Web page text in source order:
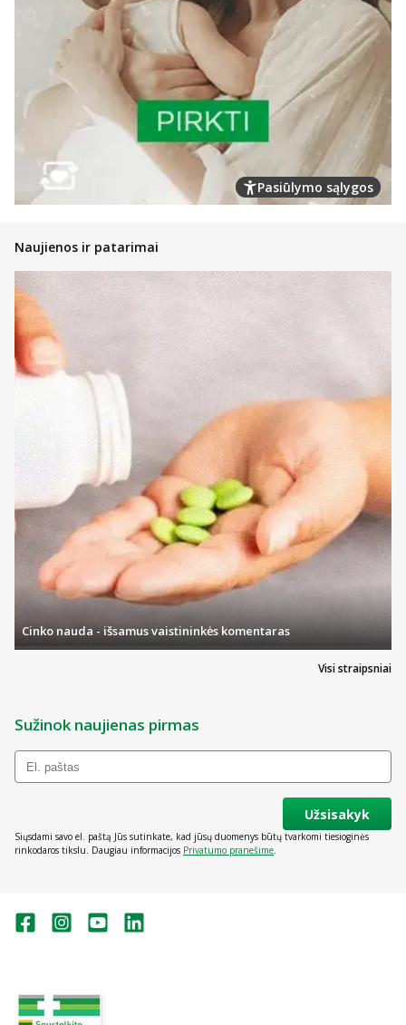
Pasiūlymo sąlygos
Naujienos ir patarimai
Visi straipsniai
Cinko nauda - išsamus vaistininkės komentaras
Sužinok naujienas pirmas
Užsisakyk
Siųsdami savo el. paštą Jūs sutinkate, kad jūsų duomenys būtų tvarkomi tiesioginės
rinkodaros tikslu. Daugiau informacijos Privatumo pranešime.